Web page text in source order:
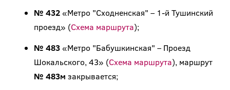
№ 432«Метро "Сходненская" – 1-й Тушинский
проезд» (Схема маршрута);
№ 483«Метро "Бабушкинская" – Проезд
Шокальского, 43» (Схема маршрута), маршрут
№ 483м закрывается;